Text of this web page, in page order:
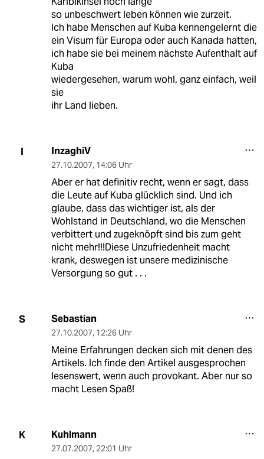
so unbeschwert leben können wie zurzeit.
Ich habe Menschen auf Kuba kennengelernt die
ein Visum für Europa oder auch Kanada hatten,
ich habe sie bei meinem nächste Aufenthalt auf
Kuba
wiedergesehen, warum wohl, ganz einfach, weil
sie
ihr Land lieben.
I InzaghiV
27.10.2007, 14:06 Uhr
Aber er hat definitiv recht, wenn er sagt, dass
die Leute auf Kuba glücklich sind. Und ich
glaube, dass das wichtiger ist, als der
Wohlstand in Deutschland, wo die Menschen
verbittert und zugeknöpft sind bis zum geht
nicht mehr!!!Diese Unzufriedenheit macht
krank, deswegen ist unsere medizinische
Versorgung so gut . . .
S Sebastian
27.10.2007, 12:26 Uhr
Meine Erfahrungen decken sich mit denen des
Artikels. Ich finde den Artikel ausgesprochen
lesenswert, wenn auch provokant. Aber nur so
macht Lesen Spaß!
K Kuhlmann
27.07.2007, 22:01 Uhr